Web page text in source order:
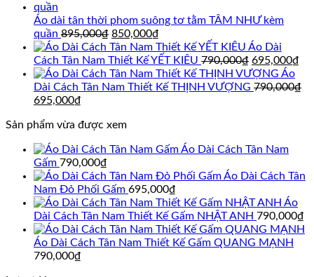
là:
695,000₫.là:
595,000₫.
Áo dài tân thời phom suông tơ tằm TÂM NHƯ kèm
quần 895,000₫ Giá
gốc
là:
895,000₫.
850,000₫
hiện
tại
là:
850,000₫.
Áo Dài
Cách Tân Nam Thiết Kế YẾT KIÊU 790,000₫ Giá
gốc
là:
695,000₫
tại
Áo
Dài Cách Tân Nam Thiết Kế THỊNH VƯỢNG 790,000₫
Giá
là:
790,000₫.
695,000₫
tại
695,000₫.
Sản phẩm vừa được xem
Áo Dài Cách Tân Nam
Gấm 790,000₫
Áo Dài Cách Tân
Nam Đỏ Phối Gấm 695,000₫
Áo
Dài Cách Tân Nam Thiết Kế Gấm NHẬT ANH 790,000₫
Áo Dài Cách Tân Nam Thiết Kế Gấm QUANG MẠNH
790,000₫